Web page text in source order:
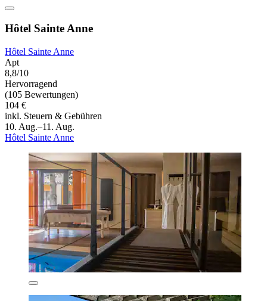
Hôtel Sainte Anne
Hôtel Sainte Anne
Apt
8,8/10
Hervorragend
(105 Bewertungen)
104 €
inkl. Steuern & Gebühren
10. Aug.–11. Aug.
Hôtel Sainte Anne